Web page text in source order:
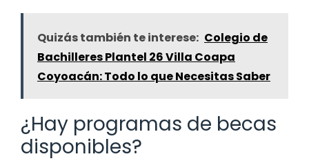
Quizás también te interese: Colegio de
Bachilleres Plantel 26 Villa Coapa
Coyoacán: Todo lo que Necesitas Saber
¿Hay programas de becas
disponibles?